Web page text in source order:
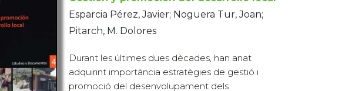
Esparcia Pérez, Javier; Noguera Tur, Joan;
Pitarch, M. Dolores
Durant les últimes dues dècades, han anat
adquirint importància estratègies de gestió i
promoció del desenvolupament dels